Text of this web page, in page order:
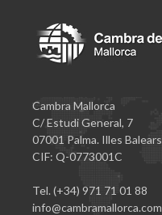
Cambra Mallorca
C/ Estudi General, 7
07001 Palma. Illes Balears
CIF: Q-0773001C
Tel. (+34) 971 71 01 88
info@cambramallorca.com